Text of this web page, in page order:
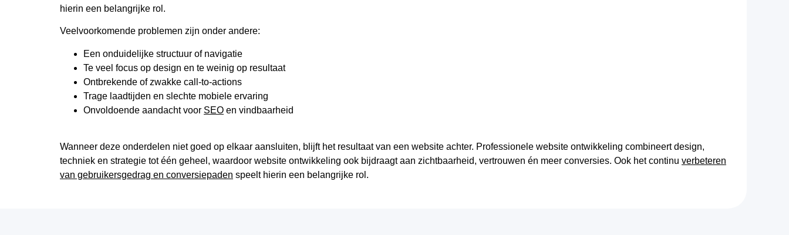
hierin een belangrijke rol.
Veelvoorkomende problemen zijn onder andere:
Een onduidelijke structuur of navigatie
Te veel focus op design en te weinig op resultaat
Ontbrekende of zwakke call-to-actions
Trage laadtijden en slechte mobiele ervaring
Onvoldoende aandacht voor SEO en vindbaarheid
Wanneer deze onderdelen niet goed op elkaar aansluiten, blijft het resultaat van een website achter. Professionele website ontwikkeling combineert design,
techniek en strategie tot één geheel, waardoor website ontwikkeling ook bijdraagt aan zichtbaarheid, vertrouwen én meer conversies. Ook het continu verbeteren
van gebruikersgedrag en conversiepaden speelt hierin een belangrijke rol.